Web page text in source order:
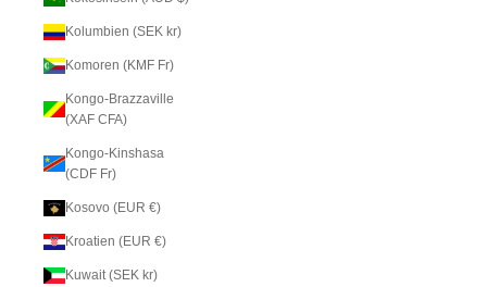
Kolumbien (SEK kr)
Komoren (KMF Fr)
Kongo-Brazzaville
(XAF CFA)
Kongo-Kinshasa
(CDF Fr)
Kosovo (EUR €)
Kroatien (EUR €)
Kuwait (SEK kr)